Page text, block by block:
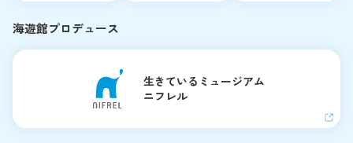
海遊館プロデュース
生きているミュージアム
ニフレル